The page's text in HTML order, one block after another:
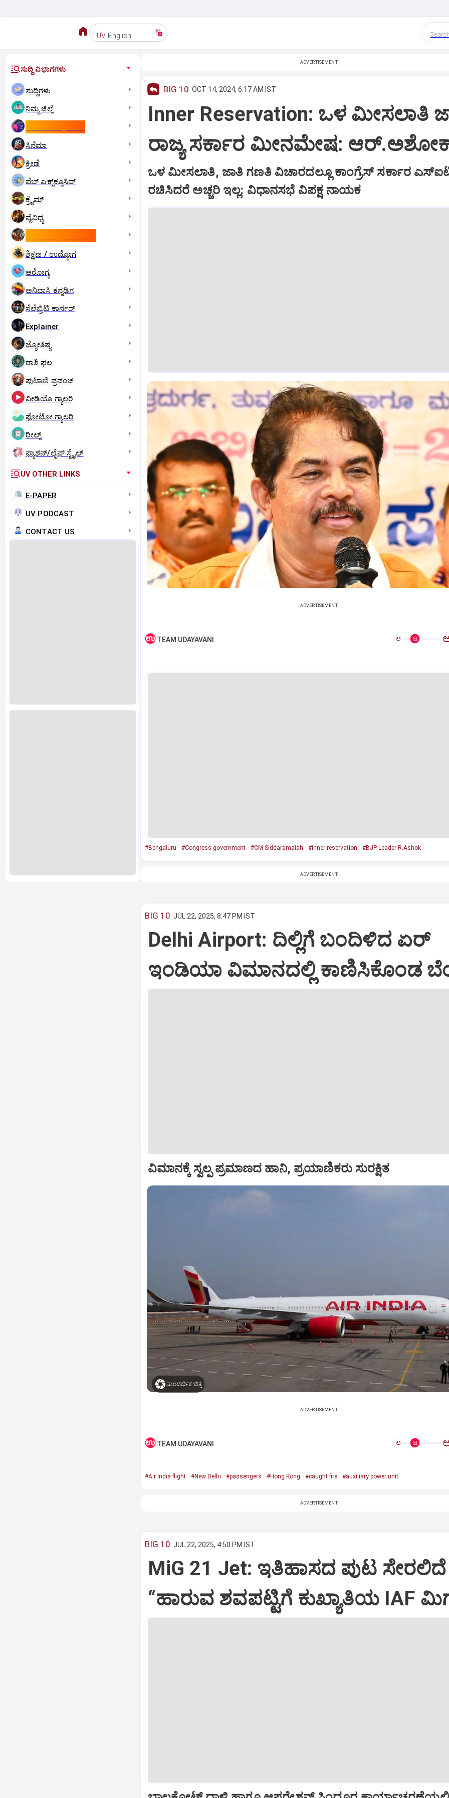
UV English
ಸುದ್ದಿ ವಿಭಾಗಗಳು
ಸುದ್ದಿಗಳು
ನಿಮ್ಮ ಜಿಲ್ಲೆ
ಸಿನೆಮಾ
ಕ್ರೀಡೆ
ವೆಬ್ ಎಕ್ಸ್‌ಕ್ಲೂಸಿವ್
ಕ್ರೈಮ್
ವೈವಿಧ್ಯ
ಶಿಕ್ಷಣ / ಉದ್ಯೋಗ
ಆರೋಗ್ಯ
ಅನಿವಾಸಿ ಕನ್ನಡಿಗ
ಸೆಲೆಬ್ರಿಟಿ ಕಾರ್ನರ್‌
Explainer
ಜ್ಯೋತಿಷ್ಯ
ರಾಶಿ ಫಲ
ಪುಟಾಣಿ ಪ್ರಪಂಚ
ವೀಡಿಯೊ ಗ್ಯಾಲರಿ
ಫೋಟೋ ಗ್ಯಾಲರಿ
ರೀಲ್ಸ್
ಫ್ಯಾಶನ್/ಲೈಫ್‌ ಸ್ಟೈಲ್
UV OTHER LINKS
E-PAPER
UV PODCAST
CONTACT US
ADVERTISEMENT
BIG 10 OCT 14, 2024, 6:17 AM IST
Inner Reservation: ಒಳ ಮೀಸಲಾತಿ
ರಾಜ್ಯ ಸರ್ಕಾರ ಮೀನಮೇಷ:
ಒಳ ಮೀಸಲಾತಿ, ಜಾತಿ ಗಣತಿ ವಿಚಾರದಲ್ಲೂ ಕಾಂಗ್ರೆಸ್‌ ಸರ್ಕಾರ
ರಚಿಸಿದರೆ ಅಚ್ಚರಿ ಇಲ್ಲ: ವಿಧಾನಸಭೆ ವಿಪಕ್ಷ ನಾಯಕ
ADVERTISEMENT
TEAM UDAYAVANI ಅ
#Bengaluru #Congress government #CM Siddaramaiah #inner reservation #BJP Leader R.Ashok
ADVERTISEMENT
BIG 10 JUL 22, 2025, 8:47 PM IST
Delhi Airport: ದಿಲ್ಲಿಗೆ ಬಂದಿಳಿದ ಏರ್‌
ಇಂಡಿಯಾ ವಿಮಾನದಲ್ಲಿ ಕಾಣಿಸಿಕೊಂಡ
ವಿಮಾನಕ್ಕೆ ಸ್ವಲ್ಪ ಪ್ರಮಾಣದ ಹಾನಿ, ಪ್ರಯಾಣಿಕರು ಸುರಕ್ಷಿತ
ಸಾಂದರ್ಭಿಕ ಚಿತ್ರ
ADVERTISEMENT
TEAM UDAYAVANI ಅ
#Air India flight #New Delhi #passengers #Hong Kong #caught fire #auxiliary power unit
ADVERTISEMENT
BIG 10 JUL 22, 2025, 4:50 PM IST
MiG 21 Jet: ಇತಿಹಾಸದ ಪುಟ ಸೇರಲಿದೆ
“ಹಾರುವ ಶವಪಟ್ಟಿಗೆ ಕುಖ್ಯಾತಿಯ IAF